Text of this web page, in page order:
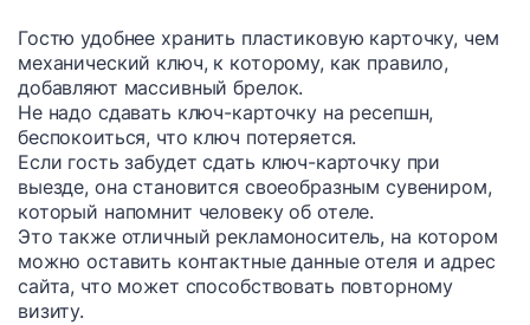
Гостю удобнее хранить пластиковую карточку, чем
механический ключ, к которому, как правило,
добавляют массивный брелок.
Не надо сдавать ключ-карточку на ресепшн,
беспокоиться, что ключ потеряется.
Если гость забудет сдать ключ-карточку при
выезде, она становится своеобразным сувениром,
который напомнит человеку об отеле.
Это также отличный рекламоноситель, на котором
можно оставить контактные данные отеля и адрес
сайта, что может способствовать повторному
визиту.